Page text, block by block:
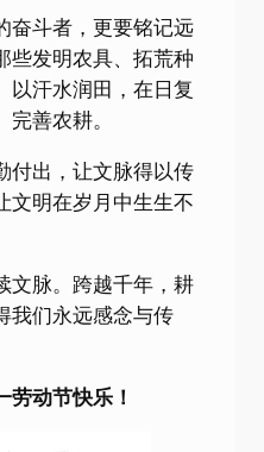
奋斗者，更要铭记远
些发明农具、拓荒种
以汗水润田，在日复
善农耕。
付出，让文脉得以传
文明在岁月中生生不
文脉。跨越千年，耕
我们永远感念与传
动节快乐！